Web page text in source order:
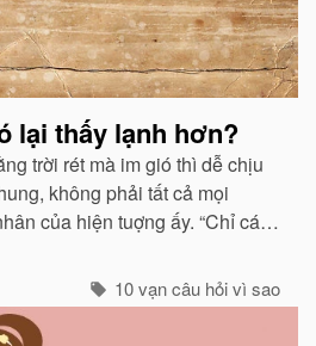
lại thấy lạnh hơn?
trời rét mà im gió thì dễ chịu
không phải tất cả mọi
của hiện tuợng ấy. “Chỉ các
10 vạn câu hỏi vì sao